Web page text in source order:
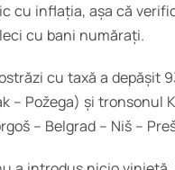
cu inflația, așa că
cu bani numărați.
cu taxă a depășit
– Požega) și tronsonul
– Belgrad – Niš –